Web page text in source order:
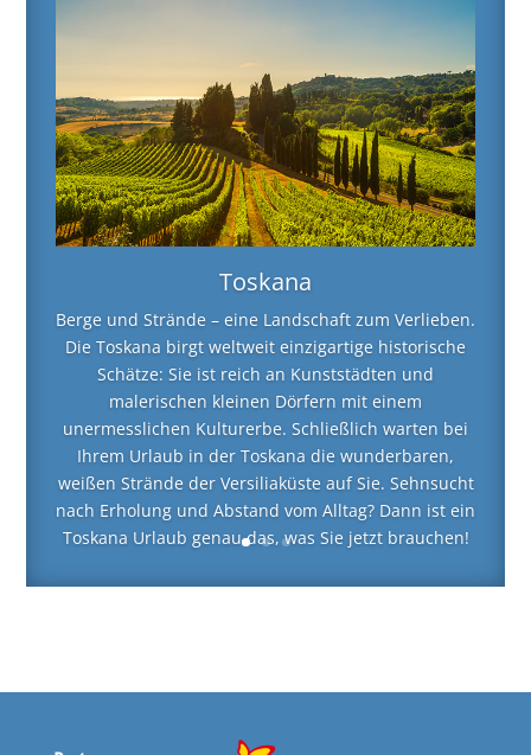
Toskana
Berge und Strände – eine Landschaft zum Verlieben.
Die Toskana birgt weltweit einzigartige historische
Schätze: Sie ist reich an Kunststädten und
malerischen kleinen Dörfern mit einem
unermesslichen Kulturerbe. Schließlich warten bei
Ihrem Urlaub in der Toskana die wunderbaren,
weißen Strände der Versiliaküste auf Sie. Sehnsucht
nach Erholung und Abstand vom Alltag? Dann ist ein
Toskana Urlaub genau das, was Sie jetzt brauchen!